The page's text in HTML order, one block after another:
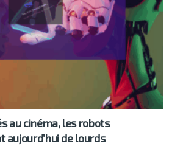
au cinéma, les robots
de lourds